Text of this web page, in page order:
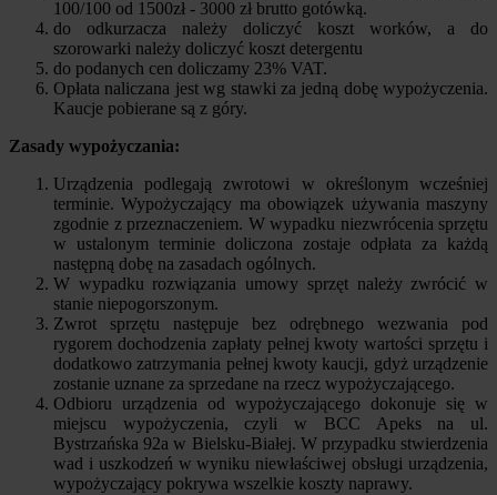
100/100 od 1500zł - 3000 zł brutto gotówką.
do odkurzacza należy doliczyć koszt worków, a do
szorowarki należy doliczyć koszt detergentu
do podanych cen doliczamy 23% VAT.
Opłata naliczana jest wg stawki za jedną dobę wypożyczenia.
Kaucje pobierane są z góry.
Zasady wypożyczania:
Urządzenia podlegają zwrotowi w określonym wcześniej
terminie. Wypożyczający ma obowiązek używania maszyny
zgodnie z przeznaczeniem. W wypadku niezwrócenia sprzętu
w ustalonym terminie doliczona zostaje odpłata za każdą
następną dobę na zasadach ogólnych.
W wypadku rozwiązania umowy sprzęt należy zwrócić w
stanie niepogorszonym.
Zwrot sprzętu następuje bez odrębnego wezwania pod
rygorem dochodzenia zapłaty pełnej kwoty wartości sprzętu i
dodatkowo zatrzymania pełnej kwoty kaucji, gdyż urządzenie
zostanie uznane za sprzedane na rzecz wypożyczającego.
Odbioru urządzenia od wypożyczającego dokonuje się w
miejscu wypożyczenia, czyli w BCC Apeks na ul.
Bystrzańska 92a w Bielsku-Białej. W przypadku stwierdzenia
wad i uszkodzeń w wyniku niewłaściwej obsługi urządzenia,
wypożyczający pokrywa wszelkie koszty naprawy.